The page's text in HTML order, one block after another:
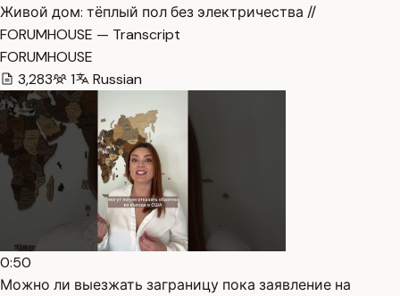
Живой дом: тёплый пол без электричества //
FORUMHOUSE — Transcript
FORUMHOUSE
3,283
1 Russian
0:50
Можно ли выезжать заграницу пока заявление на